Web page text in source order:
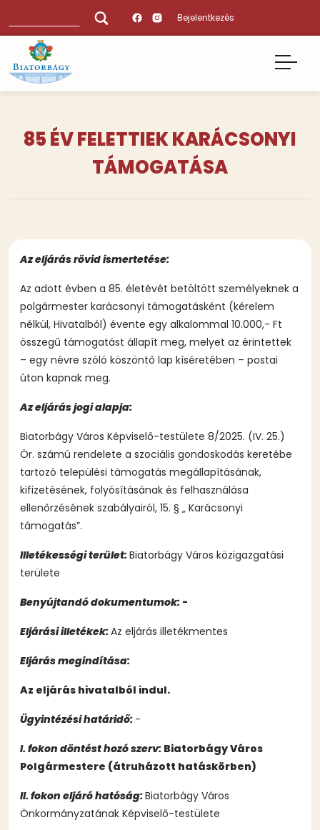
tartalomra
Bejelentkezés
85 ÉV FELETTIEK KARÁCSONYI
TÁMOGATÁSA
Az eljárás rövid ismertetése:
Az adott évben a 85. életévét betöltött személyeknek a
polgármester karácsonyi támogatásként (kérelem
nélkül, Hivatalból) évente egy alkalommal 10.000,- Ft
összegű támogatást állapít meg, melyet az érintettek
– egy névre szóló köszöntő lap kíséretében – postai
úton kapnak meg.
Az eljárás jogi alapja:
Biatorbágy Város Képviselő-testülete 8/2025. (IV. 25.)
Ör. számú rendelete a szociális gondoskodás keretébe
tartozó települési támogatás megállapításának,
kifizetésének, folyósításának és felhasználása
ellenőrzésének szabályairól, 15. § „ Karácsonyi
támogatás”.
Illetékességi terület:Biatorbágy Város közigazgatási
területe
Benyújtandó dokumentumok: -
Eljárási illetékek:Az eljárás illetékmentes
Eljárás megindítása:
Az eljárás hivatalból indul.
Ügyintézési határidő: -
I. fokon döntést hozó szerv: Biatorbágy Város
Polgármestere (átruházott hatáskörben)
II. fokon eljáró hatóság:Biatorbágy Város
Önkormányzatának Képviselő-testülete